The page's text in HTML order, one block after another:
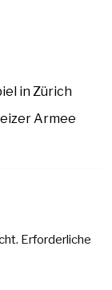
in Zürich
Armee
Erforderliche